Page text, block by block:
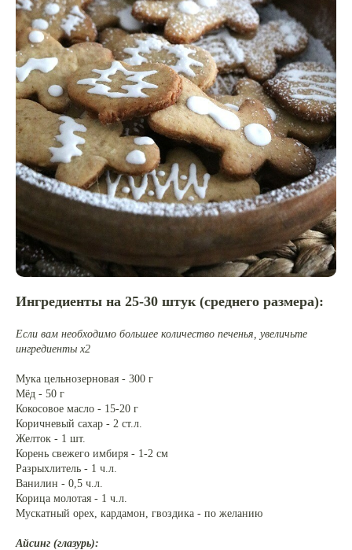
Ингредиенты на 25-30 штук (среднего размера):
Если вам необходимо большее количество печенья, увеличьте
ингредиенты x2
Мука цельнозерновая - 300 г
Мёд - 50 г
Кокосовое масло - 15-20 г
Коричневый сахар - 2 ст.л.
Желток - 1 шт.
Корень свежего имбиря - 1-2 см
Разрыхлитель - 1 ч.л.
Ванилин - 0,5 ч.л.
Корица молотая - 1 ч.л.
Мускатный орех, кардамон, гвоздика - по желанию
Айсинг (глазурь):